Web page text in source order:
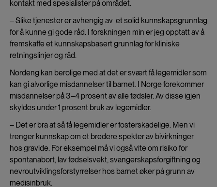
kontakt med spesialister på området.
– Slike tjenester er avhengig av et solid kunnskapsgrunnlag
for å kunne gi gode råd. I forskningen min er jeg opptatt av å
fremskaffe et kunnskapsbasert grunnlag for kliniske
retningslinjer og råd.
Nordeng kan berolige med at det er svært få legemidler som
kan gi alvorlige misdannelser til barnet. I Norge forekommer
misdannelser på 3–4 prosent av alle fødsler. Av disse igjen
skyldes under 1 prosent bruk av legemidler.
– Det er bra at så få legemidler er fosterskadelige. Men vi
trenger kunnskap om et bredere spekter av bivirkninger
hos gravide. For eksempel må vi også vite om risiko for
spontanabort, lav fødselsvekt, svangerskapsforgiftning og
nevroutviklingsforstyrrelser hos barnet øker på grunn av
medisinbruk.